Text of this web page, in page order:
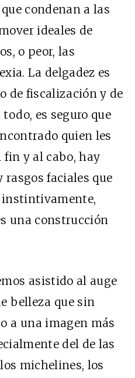
condenan a las
ideales de
o peor, las
La delgadez es
de fiscalización y de
es seguro que
quien les
fin y al cabo, hay
faciales que
instintivamente,
una construcción
asistido al auge
belleza que sin
a una imagen más
del de las
michelines, los